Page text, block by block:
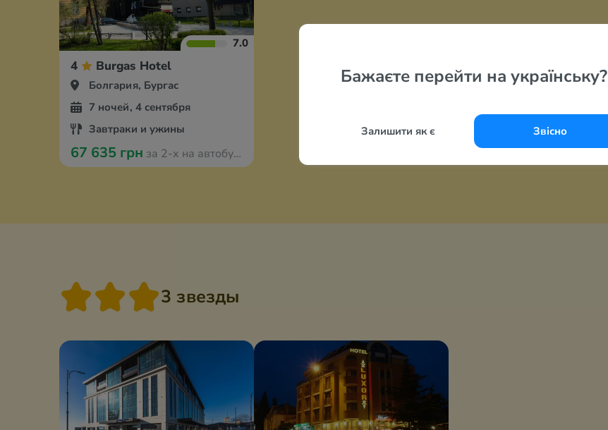
Бажаєте перейти на українську?
Залишити як є Звісно
7.0
4 Burgas Hotel
Болгария, Бургас
7 ночей, 4 сентября
Завтраки и ужины
67 635 грн за 2-х на автобусе
3 звезды